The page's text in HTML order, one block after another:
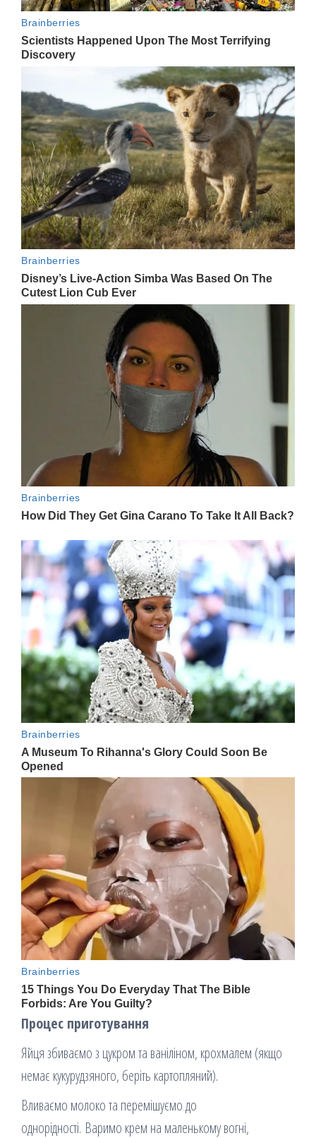
Процес приготування
Яйця збиваємо з цукром та ваніліном, крохмалем (якщо
немає кукурудзяного, беріть картопляний).
Вливаємо молоко та перемішуємо до
однорідності. Варимо крем на маленькому вогні,